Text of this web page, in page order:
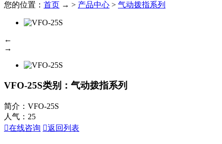
您的位置： 首页 → > 产品中心 > 气动拨指系列
←
→
VFO-25S类别：气动拨指系列
简介：VFO-25S
人气： 25
在线咨询 返回列表